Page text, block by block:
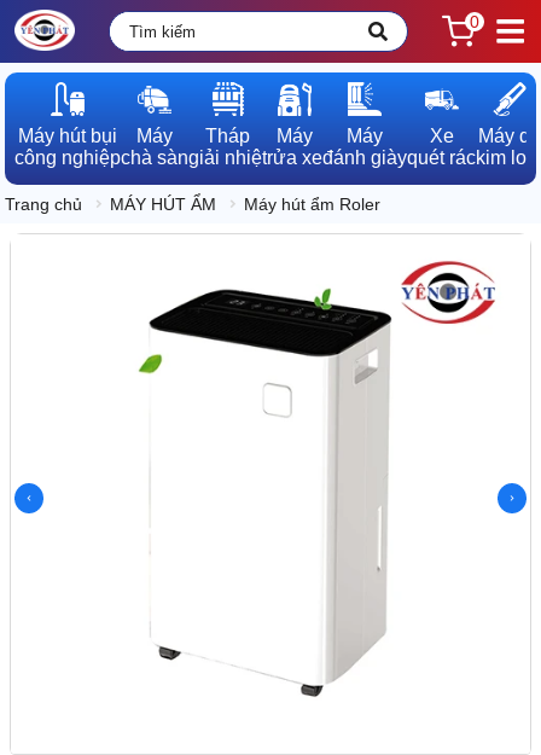
0
Máy hút bụi
công nghiệp
Máy
chà sàn
Tháp
giải nhiệt
Máy
rửa xe
Máy
đánh giày
Xe
quét rác
Máy dò
kim loại
Trang chủ MÁY HÚT ẨM Máy hút ẩm Roler